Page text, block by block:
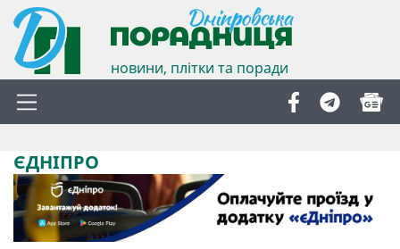
новини, плітки та поради
ЄДНІПРО